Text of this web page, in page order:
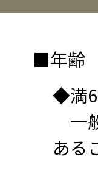
■年齢
◆満
一
ある